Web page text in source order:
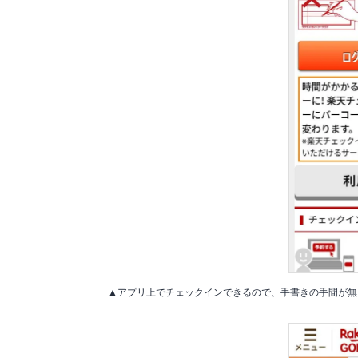
▲アプリ上でチェックインできるので、手書きの手間が